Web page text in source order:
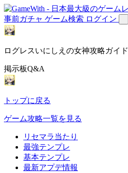
事前ガチャ ゲーム検索 ログイン
ログレスいにしえの女神攻略ガイド
掲示板Q&A
トップに戻る
ゲーム攻略一覧を見る
リセマラ当たり
最強テンプレ
基本テンプレ
最新アプデ情報